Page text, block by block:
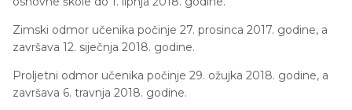
Zimski odmor učenika počinje 27. prosinca 2017. godine, a
završava 12. siječnja 2018. godine.
Proljetni odmor učenika počinje 29. ožujka 2018. godine, a
završava 6. travnja 2018. godine.